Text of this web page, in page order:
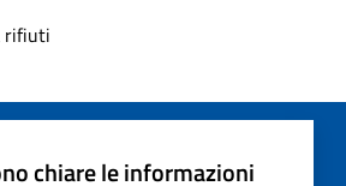
rifiuti
chiare le informazioni